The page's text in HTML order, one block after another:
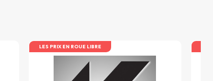
LES PRIX EN ROUE LIBRE